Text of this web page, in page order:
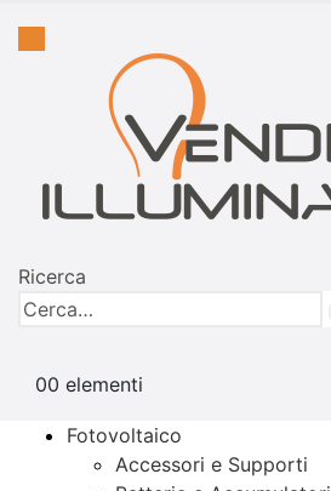
Ricerca
00 elementi
Fotovoltaico
Accessori e Supporti